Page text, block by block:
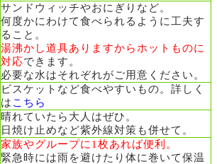
サンドウィッチやおにぎりなど。
何度かにわけて食べられるように工夫す
ること。
湯沸かし道具ありますからホットものに
対応できます。
必要な水はそれぞれがご用意ください。
ビスケットなど食べやすいもの。詳しく
は こちら
晴れていたら大人はぜひ。
日焼け止めなど紫外線対策も併せて。
家族やグループに1枚あれば便利。
緊急時には雨を避けたり体に巻いて保温